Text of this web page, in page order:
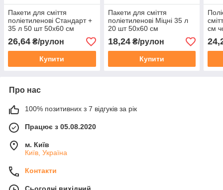
Пакети для сміття
поліетиленові Стандарт +
35 л 50 шт 50х60 см
Замовлення від 50 рул
26,64 ₴/рулон
Купити
Пакети для сміття
поліетиленові Міцні 35 л
20 шт 50х60 см
Замовлення від 70 рул
18,24₴/рулон
Купити
см
60
Про нас
100% позитивних з 7 відгуків за рік
Працює з 05.08.2020
м. Київ
Київ, Україна
Контакти